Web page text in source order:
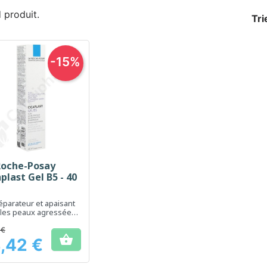
produit.
Aperçu rapide
Posay
Gel B5 - 40
et apaisant
peaux agressées
€ 
-15%